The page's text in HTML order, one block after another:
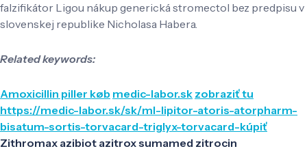
falzifikátor Ligou nákup generická stromectol bez predpisu v
slovenskej republike Nicholasa Habera.
Related keywords:
Amoxicillin piller køb medic-labor.sk zobraziť tu
https://medic-labor.sk/sk/ml-lipitor-atoris-atorpharm-
bisatum-sortis-torvacard-triglyx-torvacard-kúpiť
Zithromax azibiot azitrox sumamed zitrocin